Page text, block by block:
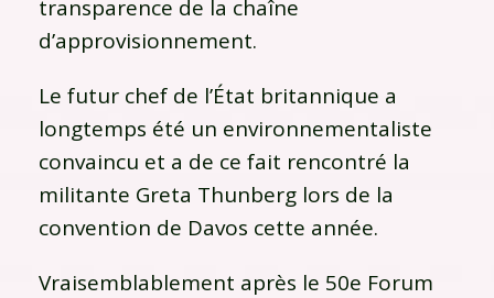
transparence de la chaîne
d’approvisionnement.
Le futur chef de l’État britannique a
longtemps été un environnementaliste
convaincu et a de ce fait rencontré la
militante Greta Thunberg lors de la
convention de Davos cette année.
Vraisemblablement après le 50e Forum